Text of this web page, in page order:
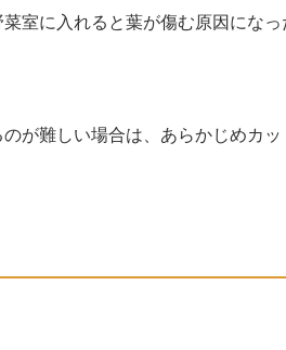
室に入れると葉が傷む原因にな
が難しい場合は、あらかじめカ